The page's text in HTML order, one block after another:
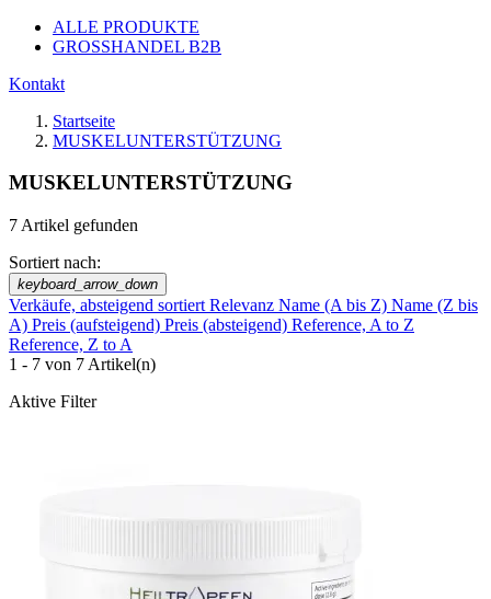
ALLE PRODUKTE
GROSSHANDEL B2B
Kontakt
Startseite
MUSKELUNTERSTÜTZUNG
MUSKELUNTERSTÜTZUNG
7 Artikel gefunden
Sortiert nach:
keyboard_arrow_down
Verkäufe, absteigend sortiert Relevanz Name (A bis Z) Name (Z bis
A) Preis (aufsteigend) Preis (absteigend) Reference, A to Z
Reference, Z to A
1 - 7 von 7 Artikel(n)
Aktive Filter